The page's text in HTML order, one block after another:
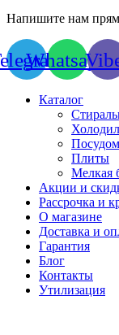
Напишите нам
Whatsapp
Каталог
Плиты
Мелкая
Акции и
Рассрочка и
О магазине
Доставка и
Гарантия
Блог
Контакты
Утилизация